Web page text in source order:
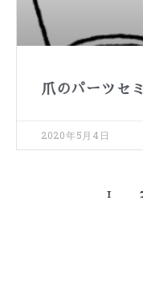
爪のパーツセ
2020年5月4日
1